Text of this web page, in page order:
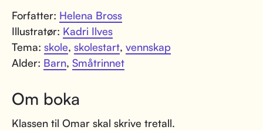
Forfatter: Helena Bross
Illustratør: Kadri Ilves
Tema: skole, skolestart, vennskap
Alder: Barn, Småtrinnet
Om boka
Klassen til Omar skal skrive tretall.